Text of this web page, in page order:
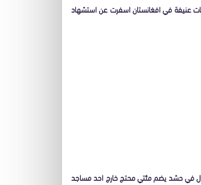
عنيفة في افغانستان اسفرت عن استشهاد
في حشد يضم مئتي محتج خارج احد مساجد